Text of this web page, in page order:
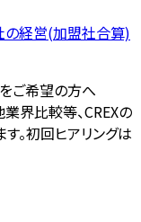
経営(加盟社合算)
ご希望の方へ
界比較等、CREXの
。初回ヒアリングは